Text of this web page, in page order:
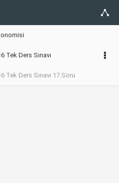
Tek Ders Sınavı
Tek Ders Sınavı 17.Soru